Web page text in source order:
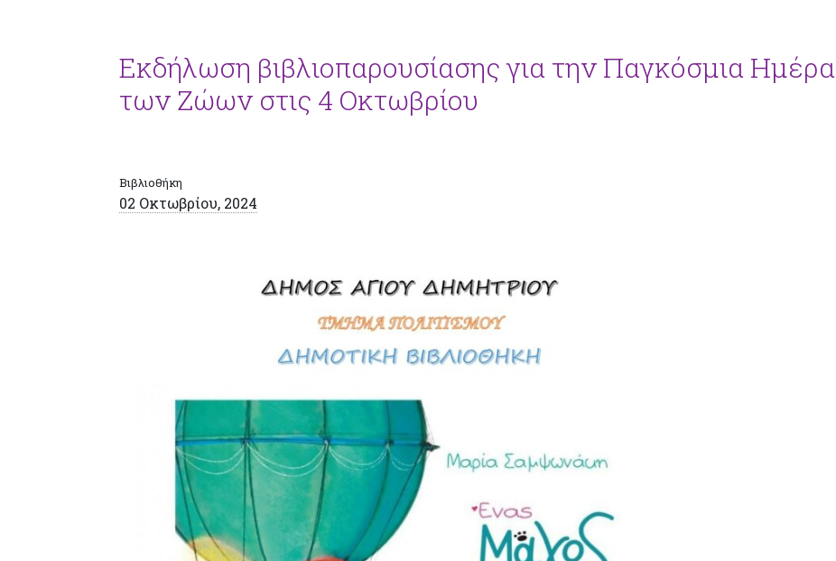
Εκδήλωση βιβλιοπαρουσίασης για την Παγκόσμια Ημέρα
των Ζώων στις 4 Οκτωβρίου
Βιβλιοθήκη
02 Οκτωβρίου, 2024